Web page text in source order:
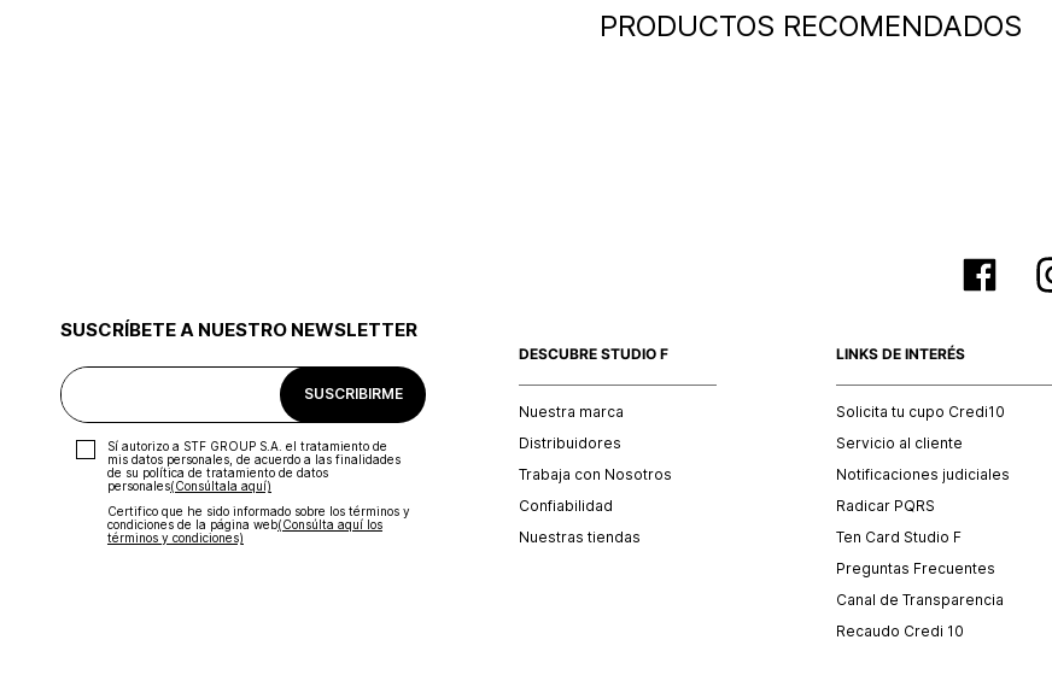
PRODUCTOS RECOMENDADOS
SUSCRÍBETE A NUESTRO NEWSLETTER
SUSCRIBIRME
Sí autorizo a STF GROUP S.A. el tratamiento de
mis datos personales, de acuerdo a las finalidades
de su política de tratamiento de datos
personales‎(Consúltala aquí)
Certifico que he sido informado sobre los términos y
condiciones de la página web‎(Consúlta aquí los
términos y condiciones)
DESCUBRE STUDIO F
Nuestra marca
Distribuidores
Trabaja con Nosotros
Confiabilidad
Nuestras tiendas
LINKS DE INTERÉS
Solicita tu cupo Credi10
Servicio al cliente
Notificaciones judiciales
Radicar PQRS
Ten Card Studio F
Preguntas Frecuentes
Canal de Transparencia
Recaudo Credi 10